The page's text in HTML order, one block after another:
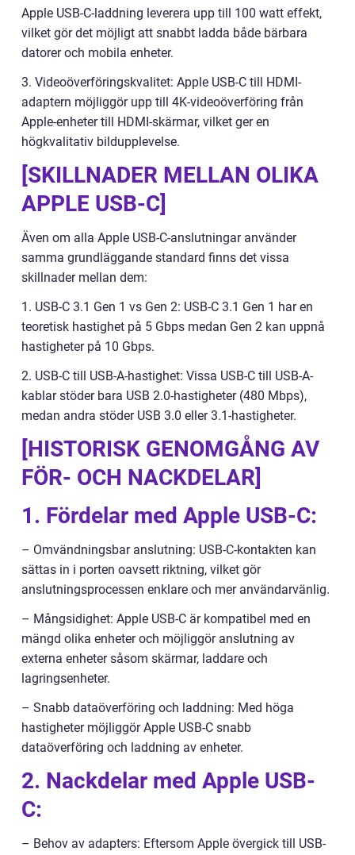
Apple USB-C-laddning leverera upp till 100 watt effekt,
vilket gör det möjligt att snabbt ladda både bärbara
datorer och mobila enheter.
3. Videoöverföringskvalitet: Apple USB-C till HDMI-
adaptern möjliggör upp till 4K-videoöverföring från
Apple-enheter till HDMI-skärmar, vilket ger en
högkvalitativ bildupplevelse.
[SKILLNADER MELLAN OLIKA
APPLE USB-C]
Även om alla Apple USB-C-anslutningar använder
samma grundläggande standard finns det vissa
skillnader mellan dem:
1. USB-C 3.1 Gen 1 vs Gen 2: USB-C 3.1 Gen 1 har en
teoretisk hastighet på 5 Gbps medan Gen 2 kan uppnå
hastigheter på 10 Gbps.
2. USB-C till USB-A-hastighet: Vissa USB-C till USB-A-
kablar stöder bara USB 2.0-hastigheter (480 Mbps),
medan andra stöder USB 3.0 eller 3.1-hastigheter.
[HISTORISK GENOMGÅNG AV
FÖR- OCH NACKDELAR]
1. Fördelar med Apple USB-C:
– Omvändningsbar anslutning: USB-C-kontakten kan
sättas in i porten oavsett riktning, vilket gör
anslutningsprocessen enklare och mer användarvänlig.
– Mångsidighet: Apple USB-C är kompatibel med en
mängd olika enheter och möjliggör anslutning av
externa enheter såsom skärmar, laddare och
lagringsenheter.
– Snabb dataöverföring och laddning: Med höga
hastigheter möjliggör Apple USB-C snabb
dataöverföring och laddning av enheter.
2. Nackdelar med Apple USB-
C:
– Behov av adapters: Eftersom Apple övergick till USB-